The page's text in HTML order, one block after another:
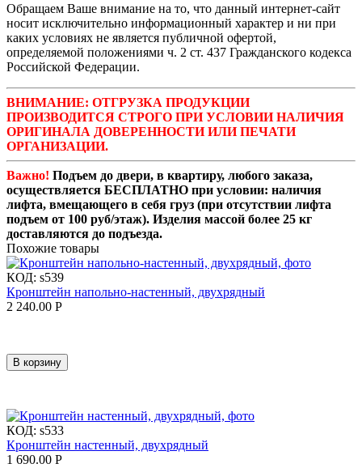
Обращаем Ваше внимание на то, что данный интернет-сайт
носит исключительно информационный характер и ни при
каких условиях не является публичной офертой,
определяемой положениями ч. 2 ст. 437 Гражданского кодекса
Российской Федерации.
ВНИМАНИЕ: ОТГРУЗКА ПРОДУКЦИИ
ПРОИЗВОДИТСЯ СТРОГО ПРИ УСЛОВИИ НАЛИЧИЯ
ОРИГИНАЛА ДОВЕРЕННОСТИ ИЛИ ПЕЧАТИ
ОРГАНИЗАЦИИ.
Важно! Подъем до двери, в квартиру, любого заказа,
осуществляется БЕСПЛАТНО при условии: наличия
лифта, вмещающего в себя груз (при отсутствии лифта
подъем от 100 руб/этаж). Изделия массой более 25 кг
доставляются до подъезда.
Похожие товары
КОД: s539
Кронштейн напольно-настенный, двухрядный
2 240.00 Р
В корзину
КОД: s533
Кронштейн наcтенный, двухрядный
1 690.00 Р